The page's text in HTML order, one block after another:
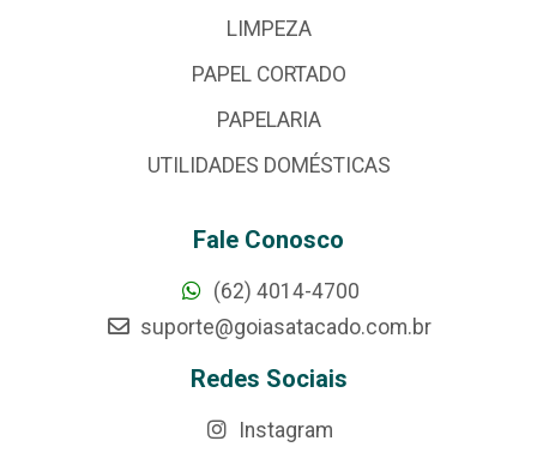
LIMPEZA
PAPEL CORTADO
PAPELARIA
UTILIDADES DOMÉSTICAS
Fale Conosco
(62) 4014-4700
suporte@goiasatacado.com.br
Redes Sociais
Instagram